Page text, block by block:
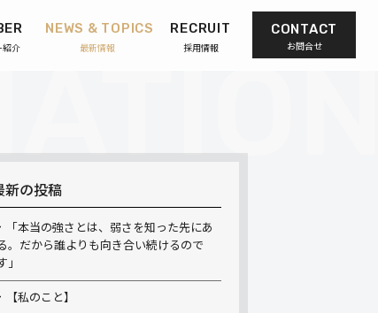
紹介
NEWS & TOPICS
最新情報
RECRUIT
採用情報
CONTACT
お問合せ
新の投稿
「本当の強さとは、弱さを知った先にあ
。だから誰よりも向き合い続けるので
」
【私のこと】